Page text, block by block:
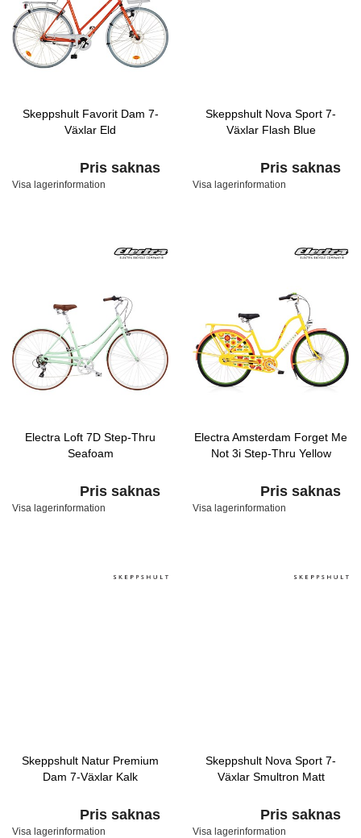
Skeppshult Favorit Dam 7-
Växlar Eld
Pris saknas
Visa lagerinformation
Skeppshult Nova Sport 7-
Växlar Flash Blue
Pris saknas
Visa lagerinformation
Electra Loft 7D Step-Thru
Seafoam
Pris saknas
Visa lagerinformation
Electra Amsterdam Forget Me
Not 3i Step-Thru Yellow
Pris saknas
Visa lagerinformation
Skeppshult Natur Premium
Dam 7-Växlar Kalk
Pris saknas
Visa lagerinformation
Skeppshult Nova Sport 7-
Växlar Smultron Matt
Pris saknas
Visa lagerinformation